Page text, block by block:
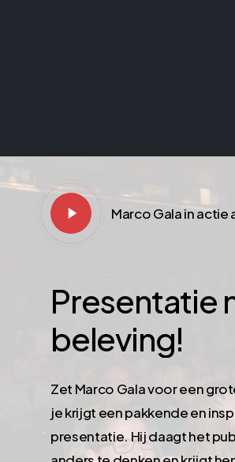
Presentatie
beleving!
Zet Marco Gala voor een
je krijgt een pakkende en
presentatie. Hij daagt het
Play
Video
Marco Gala in actie